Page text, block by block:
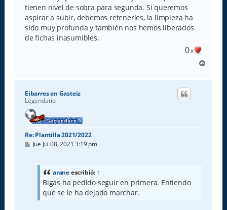
tienen nivel de sobra para segunda. Si queremos
aspirar a subir, debemos retenerles, la limpieza ha
sido muy profunda y también nos hemos liberados
de fichas inasumibles.
0x
r
Eibarres en Gasteiz
Legendario
Re: Plantilla 2021/2022
M
Jue Jul 08, 2021 3:19 pm
araneescribió: ↑
Bigas ha pedido seguir en primera. Entiendo
que se le ha dejado marchar.